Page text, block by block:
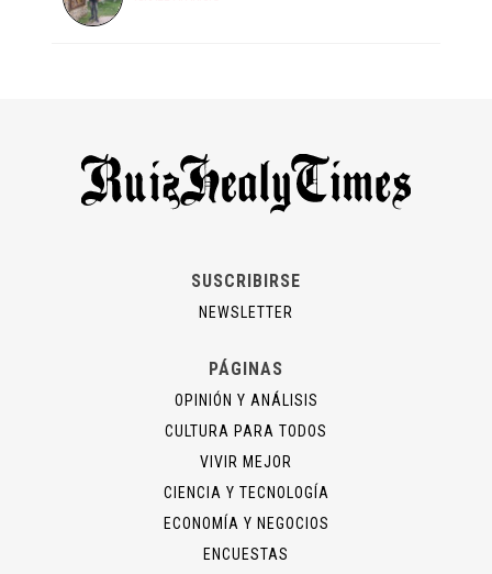
SUSCRIBIRSE
NEWSLETTER
PÁGINAS
OPINIÓN Y ANÁLISIS
CULTURA PARA TODOS
VIVIR MEJOR
CIENCIA Y TECNOLOGÍA
ECONOMÍA Y NEGOCIOS
ENCUESTAS